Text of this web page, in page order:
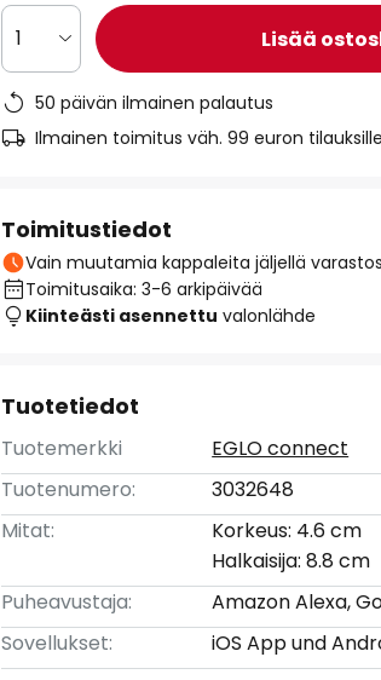
1 Lisää
50 päivän ilmainen palautus
Ilmainen toimitus väh. 99 euron tilauksille
Toimitustiedot
Vain muutamia kappaleita jäljellä
Toimitusaika: 3-6 arkipäivää
Kiinteästi asennettu valonlähde
Tuotetiedot
Tuotemerkki
EGLO connect
Tuotenumero:
3032648
Mitat:
Korkeus: 4.6 cm
Halkaisija: 8.8 cm
Puheavustaja:
Amazon Alexa,
Sovellukset:
iOS App und